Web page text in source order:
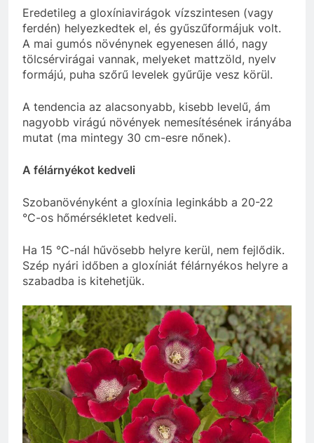
Eredetileg a gloxíniavirágok vízszintesen (vagy
ferdén) helyezkedtek el, és gyűszűformájuk volt.
A mai gumós növénynek egyenesen álló, nagy
tölcsérvirágai vannak, melyeket mattzöld, nyelv
formájú, puha szőrű levelek gyűrűje vesz körül.
A tendencia az alacsonyabb, kisebb levelű, ám
nagyobb virágú növények nemesítésének irányába
mutat (ma mintegy 30 cm-esre nőnek).
A félárnyékot kedveli
Szobanövényként a gloxínia leginkább a 20-22
°C-os hőmérsékletet kedveli.
Ha 15 °C-nál hűvösebb helyre kerül, nem fejlődik.
Szép nyári időben a gloxíniát félárnyékos helyre a
szabadba is kitehetjük.